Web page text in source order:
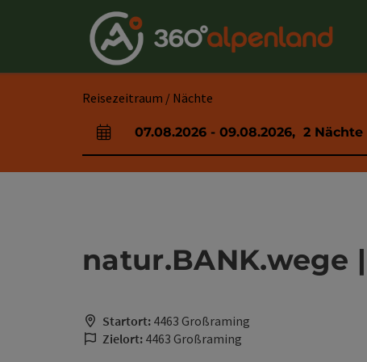
Accesskey
[0]
Zur NavigationAccesskey
[1]
Zum Seitenanfang[2]
Zur Kontaktseite Accesskey
[3]
Accesskey
[4]
Zum ImpressumAccesskey
[5]
Zu den Hinweisen zur Bedienung der Website
Zur StartseiteAccesskey
[7]
Reisezeitraum / Nächte
An- und Abreisefelder
07.08.2026 - 09.08.2026, 2 Nächte
natur.BANK.wege
Startort: 4463 Großraming
Zielort: 4463 Großraming